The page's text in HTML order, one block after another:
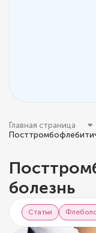
Главная страница
болезнь
Статьи